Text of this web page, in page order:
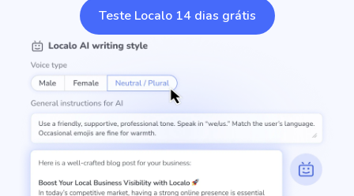
Teste Localo 14 dias grátis